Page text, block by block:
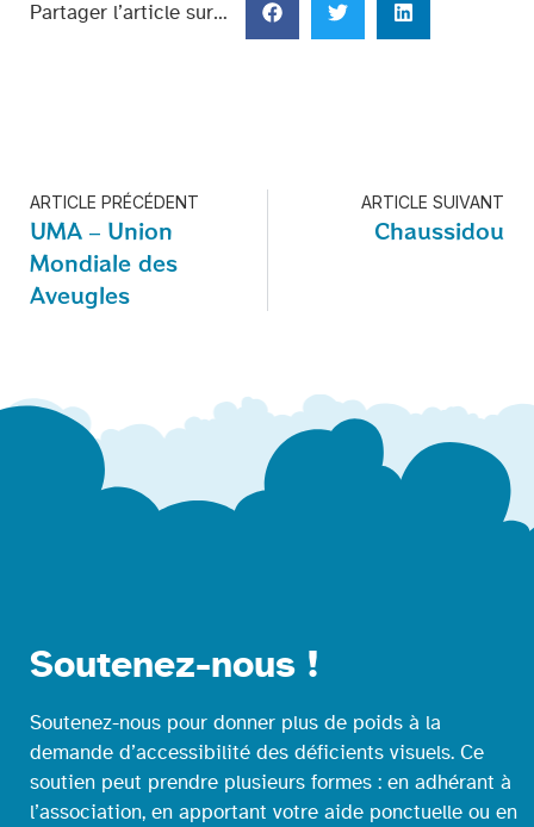
Partager l’article sur…
ARTICLE PRÉCÉDENT
UMA – Union
Mondiale des
Aveugles
ARTICLE SUIVANT
Chaussidou
Soutenez-nous !
Soutenez-nous pour donner plus de poids à la
demande d’accessibilité des déficients visuels. Ce
soutien peut prendre plusieurs formes : en adhérant à
l’association, en apportant votre aide ponctuelle ou en